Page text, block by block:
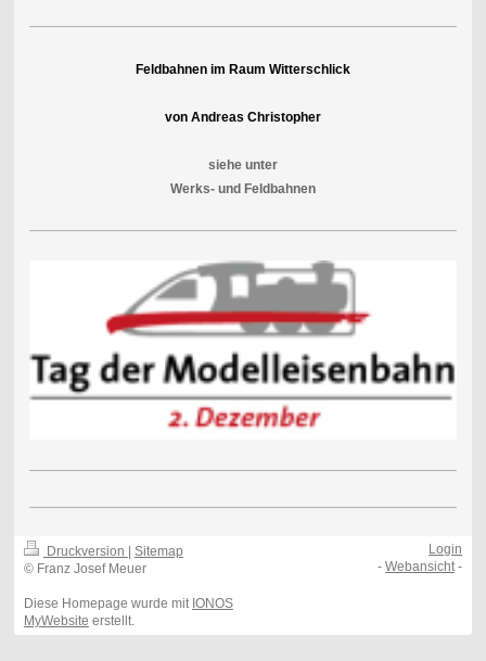
Feldbahnen im Raum Witterschlick
von Andreas Christopher
siehe unter
Werks- und Feldbahnen
Druckversion
Sitemap
© Franz Josef Meuer
Diese Homepage wurde mit IONOS
MyWebsite erstellt.
Login
-Webansicht-